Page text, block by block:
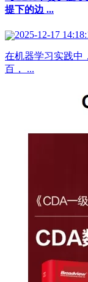
提下的边 ...
2025-12-17
在机器学习实践中
百， ...